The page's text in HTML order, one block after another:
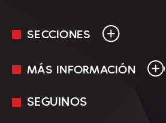
SECCIONES
En Vivo
MÁS INFORMACIÓN
Mediakit
SEGUINOS